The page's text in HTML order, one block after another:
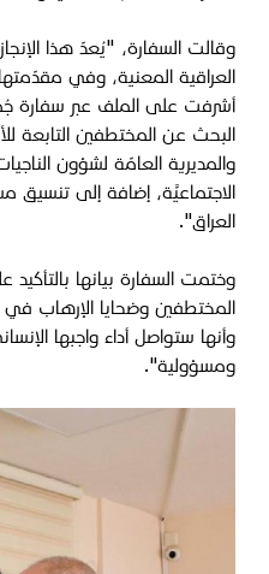
وقالت السفارة، "يُعدّ هذا
العراقية المعنية، وفي مقدّمتها
أشرفت على الملف عبر سفارة
البحث عن المختطفين التابعة
والمديرية العامّة لشؤون
الاجتماعيَّة، إضافة إلى
العراق".
وختمت السفارة بيانها
المختطفين وضحايا الإرهاب في
وأنها ستواصل أداء واجبها
ومسؤولية".